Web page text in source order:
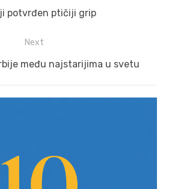
potvrđen ptičiji grip
Next
među najstarijima u svetu